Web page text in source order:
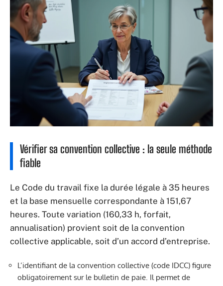
Vérifier sa convention collective : la seule méthode
fiable
Le Code du travail fixe la durée légale à 35 heures
et la base mensuelle correspondante à 151,67
heures. Toute variation (160,33 h, forfait,
annualisation) provient soit de la convention
collective applicable, soit d’un accord d’entreprise.
L’identifiant de la convention collective (code IDCC) figure
obligatoirement sur le bulletin de paie. Il permet de